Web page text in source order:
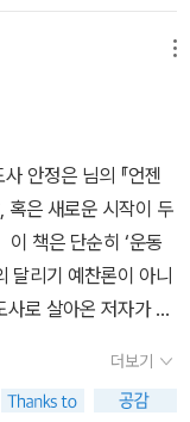
운 엔진이 잠들어 있
는 것이 아니라 다시
리는 영원히 달릴 수
되는 그날이 오더라
를 단단하게 지탱해 줄
만나기 위해, 오늘 밤
다.좋은 책 감사합니
런린이 #
보다는 무리하지 않고
였다. 사막 마라톤, 해
도 있었다. 저자
작을 했든 달리기를
가는 과정과 태도라고
을 주고 받으며 채운
리 볼 수 있게 된다고
도 용기를 얻었다. 참
혹은 달리기가 궁금
혹은 새로운 시작이 두
달리기 예찬론이 아니
로 살아온 저자가 절
기 위해 그가 선택한
더보기